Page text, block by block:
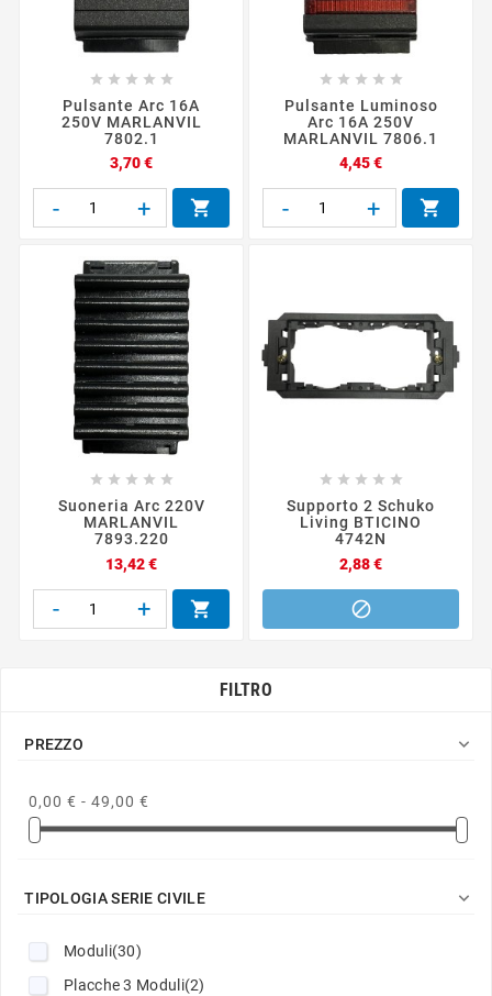
    
Pulsante Arc 16A
250V MARLANVIL
7802.1
3,70 €Prezzo
- + 
    
Pulsante Luminoso
Arc 16A 250V
MARLANVIL 7806.1
4,45 €Prezzo
- + 
    
Suoneria Arc 220V
MARLANVIL
7893.220
13,42 €Prezzo
- + 
    
Supporto 2 Schuko
Living BTICINO
4742N
2,88 €Prezzo

FILTRO
PREZZO 
0,00 € - 49,00 €
TIPOLOGIA SERIE CIVILE 
Moduli(30)
Placche 3 Moduli(2)